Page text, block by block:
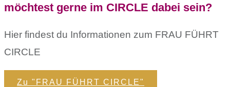
möchtest gerne im CIRCLE dabei sein?
Hier findest du Informationen zum FRAU FÜHRT
CIRCLE
Zu "FRAU FÜHRT CIRCLE"